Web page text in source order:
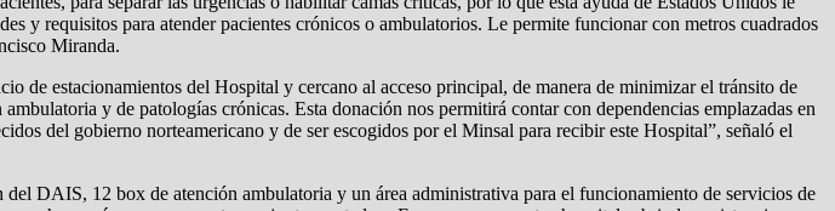
y requisitos para atender pacientes crónicos o ambulatorios. Le permite funcionar con metros cuadrados
Miranda.
de estacionamientos del Hospital y cercano al acceso principal, de manera de minimizar el tránsito de
y de patologías crónicas. Esta donación nos permitirá contar con dependencias emplazadas en
del gobierno norteamericano y de ser escogidos por el Minsal para recibir este Hospital”, señaló el
DAIS, 12 box de atención ambulatoria y un área administrativa para el funcionamiento de servicios de